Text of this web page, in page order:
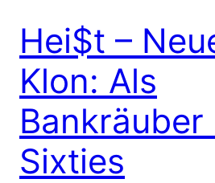
Hei$t –
Klon: Als
Bankräuber
Sixties